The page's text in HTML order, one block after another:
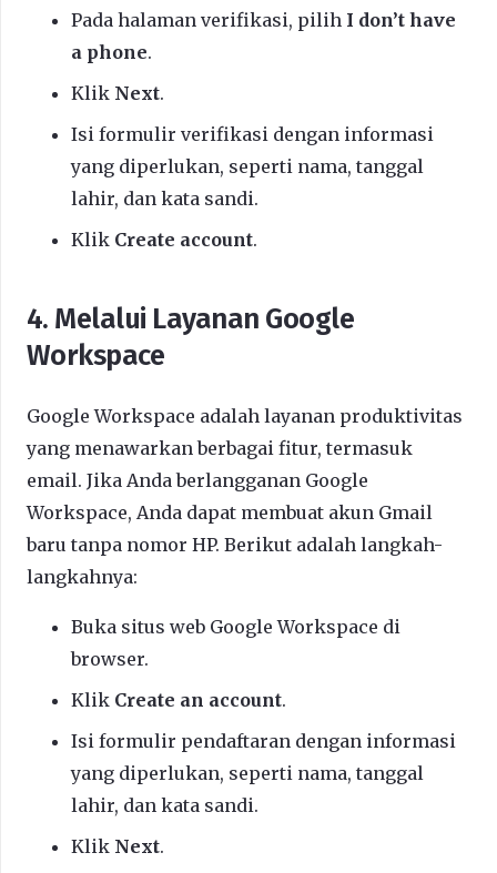
Pada halaman verifikasi, pilih I don’t have
a phone.
Klik Next.
Isi formulir verifikasi dengan informasi
yang diperlukan, seperti nama, tanggal
lahir, dan kata sandi.
Klik Create account.
4. Melalui Layanan Google
Workspace
Google Workspace adalah layanan produktivitas
yang menawarkan berbagai fitur, termasuk
email. Jika Anda berlangganan Google
Workspace, Anda dapat membuat akun Gmail
baru tanpa nomor HP. Berikut adalah langkah-
langkahnya:
Buka situs web Google Workspace di
browser.
Klik Create an account.
Isi formulir pendaftaran dengan informasi
yang diperlukan, seperti nama, tanggal
lahir, dan kata sandi.
Klik Next.